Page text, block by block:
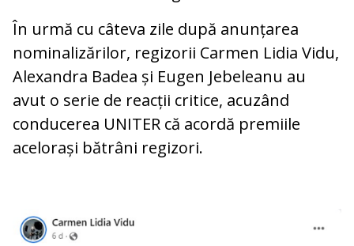
În urmă cu câteva zile după anunțarea
nominalizărilor, regizorii Carmen Lidia Vidu,
Alexandra Badea și Eugen Jebeleanu au
avut o serie de reacții critice, acuzând
conducerea UNITER că acordă premiile
acelorași bătrâni regizori.